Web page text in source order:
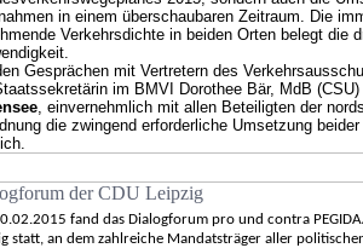
in einem überschaubaren Zeitraum. Die
Verkehrsdichte in beiden Orten belegt die
Gesprächen mit Vertretern des
im BMVI Dorothee Bär, MdB
, einvernehmlich mit allen Beteiligten der
die zwingend erforderliche Umsetzung
der CDU Leipzig
fand das Dialogforum pro und contra
statt, an dem zahlreiche Mandatsträger aller